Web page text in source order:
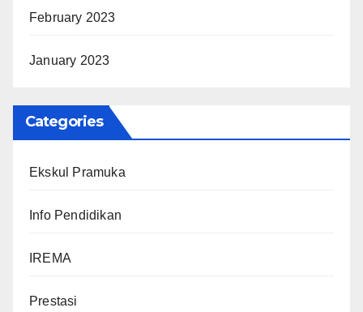
February 2023
January 2023
Categories
Ekskul Pramuka
Info Pendidikan
IREMA
Prestasi